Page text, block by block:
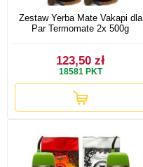
Zestaw Yerba Mate Vakapi dla
Par Termomate 2x 500g
123,50 zł
18581PKT